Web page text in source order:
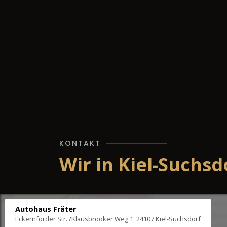
KONTAKT
Wir in Kiel-
Autohaus Fräter
Eckernförder Str. /Klausbrooker Weg 1, 24107 Kiel-Suchsdorf